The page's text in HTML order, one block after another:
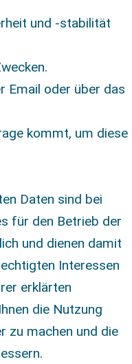
und -stabilität
Email oder über das
kommt, um diese
Daten sind bei
für den Betrieb der
und dienen damit
Interessen
erklärten
die Nutzung
zu machen und die